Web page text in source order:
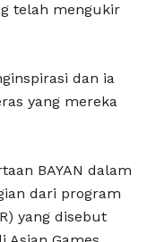
telah mengukir
dan ia
yang mereka
BAYAN dalam
dari program
yang disebut